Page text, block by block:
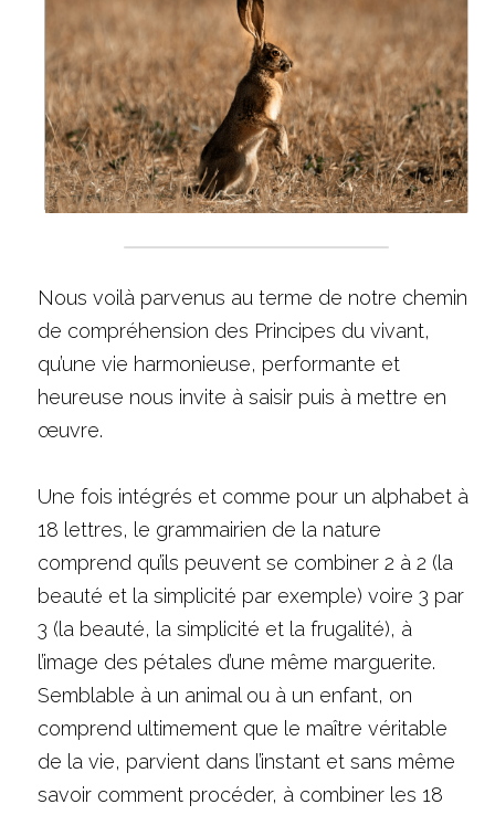
Nous voilà parvenus au terme de notre chemin
de compréhension des Principes du vivant,
qu’une vie harmonieuse, performante et
heureuse nous invite à saisir puis à mettre en
œuvre.
Une fois intégrés et comme pour un alphabet à
18 lettres, le grammairien de la nature
comprend qu’ils peuvent se combiner 2 à 2 (la
beauté et la simplicité par exemple) voire 3 par
3 (la beauté, la simplicité et la frugalité), à
l’image des pétales d’une même marguerite.
Semblable à un animal ou à un enfant, on
comprend ultimement que le maître véritable
de la vie, parvient dans l’instant et sans même
savoir comment procéder, à combiner les 18